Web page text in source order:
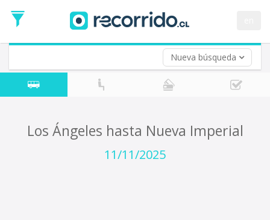
Nueva búsqueda
de
Ida
Vuelta (opcional)
Fecha
de
Los Ángeles hasta Nueva Imperial
11/11/2025